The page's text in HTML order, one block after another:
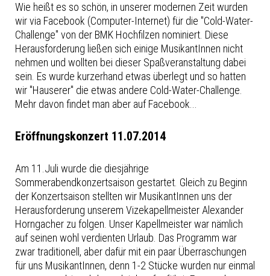
Wie heißt es so schön, in unserer modernen Zeit wurden
wir via Facebook (Computer-Internet) für die "Cold-Water-
Challenge" von der BMK Hochfilzen nominiert. Diese
Herausforderung ließen sich einige MusikantInnen nicht
nehmen und wollten bei dieser Spaßveranstaltung dabei
sein. Es wurde kurzerhand etwas überlegt und so hatten
wir "Hauserer" die etwas andere Cold-Water-Challenge.
Mehr davon findet man aber auf Facebook...
Eröffnungskonzert 11.07.2014
Am 11.Juli wurde die diesjährige
Sommerabendkonzertsaison gestartet. Gleich zu Beginn
der Konzertsaison stellten wir MusikantInnen uns der
Herausforderung unserem Vizekapellmeister Alexander
Horngacher zu folgen. Unser Kapellmeister war nämlich
auf seinen wohl verdienten Urlaub. Das Programm war
zwar traditionell, aber dafür mit ein paar Überraschungen
für uns MusikantInnen, denn 1-2 Stücke wurden nur einmal